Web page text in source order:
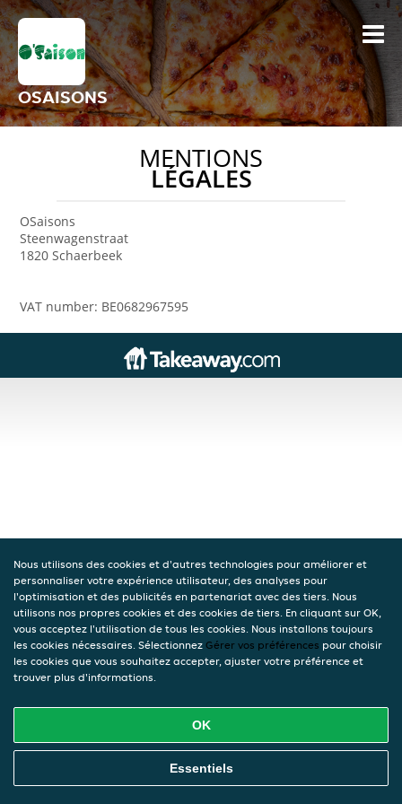
OSAISONS
MENTIONS
LÉGALES
OSaisons
Steenwagenstraat
1820 Schaerbeek
VAT number: BE0682967595
Nous utilisons des cookies et d'autres technologies pour améliorer et
personnaliser votre expérience utilisateur, des analyses pour
l'optimisation et des publicités en partenariat avec des tiers. Nous
utilisons nos propres cookies et des cookies de tiers. En cliquant sur OK,
vous acceptez l'utilisation de tous les cookies. Nous installons toujours
les cookies nécessaires. Sélectionnez Gérer vos préférences pour choisir
les cookies que vous souhaitez accepter, ajuster votre préférence et
trouver plus d'informations.
OK
Essentiels